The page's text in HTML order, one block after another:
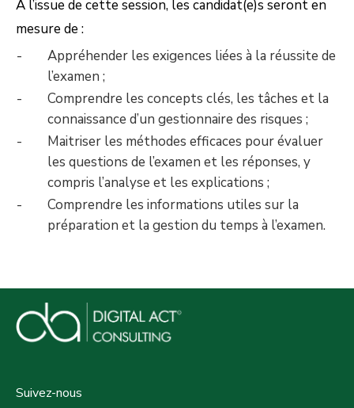
A l’issue de cette session, les candidat(e)s seront en
mesure de :
Appréhender les exigences liées à la réussite de
l’examen ;
Comprendre les concepts clés, les tâches et la
connaissance d’un gestionnaire des risques ;
Maitriser les méthodes efficaces pour évaluer
les questions de l’examen et les réponses, y
compris l’analyse et les explications ;
Comprendre les informations utiles sur la
préparation et la gestion du temps à l’examen.
Suivez-nous